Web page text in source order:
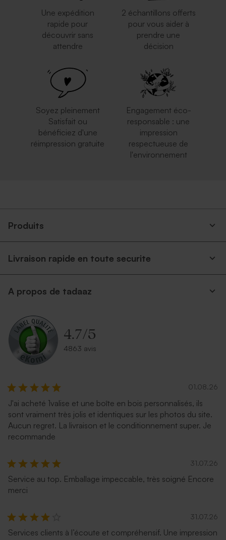
Une expédition
rapide pour
découvrir sans
attendre
2 échantillons offerts
pour vous aider à
prendre une
décision
Soyez pleinement
Satisfait ou
bénéficiez d'une
réimpression gratuite
Engagement éco-
responsable : une
impression
respectueuse de
l'environnement
Produits
Livraison rapide en toute securite
A propos de tadaaz
4.7/5
4863 avis
01.08.26
J'ai acheté 1valise et une boîte en bois personnalisés, ils
sont vraiment très jolis et identiques sur les photos du site.
Aucun regret. La livraison et le conditionnement super. Je
recommande
31.07.26
Service au top. Emballage impeccable, très soigné Encore
merci
31.07.26
Services clients à l’écoute et compréhensif. Une impression